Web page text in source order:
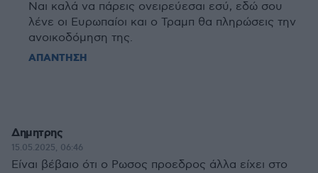
Ναι καλά να πάρεις ονειρεύεσαι εσύ, εδώ σου
λένε οι Ευρωπαίοι και ο Τραμπ θα πληρώσεις την
ανοικοδόμηση της.
ΑΠΑΝΤΗΣΗ
Δημητρης
15.05.2025, 06:46
Είναι βέβαιο ότι ο Ρωσος προεδρος άλλα είχει στο